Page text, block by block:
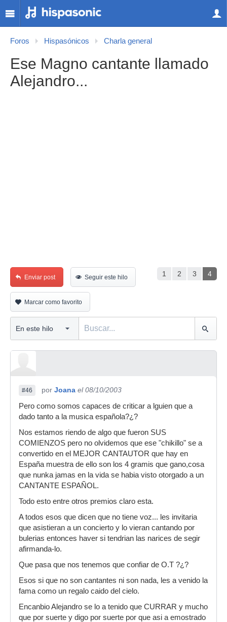
Foros Hispasónicos Charla general
Ese Magno cantante llamado
Alejandro...
1 2 3 4
Enviar post Seguir este hilo
Marcar como favorito
#46 por Joana el 08/10/2003
Pero como somos capaces de criticar a lguien que a
dado tanto a la musica española?¿?
Nos estamos riendo de algo que fueron SUS
COMIENZOS pero no olvidemos que ese "chikillo" se a
convertido en el MEJOR CANTAUTOR que hay en
España muestra de ello son los 4 gramis que gano,cosa
que nunka jamas en la vida se habia visto otorgado a un
CANTANTE ESPAÑOL.
Todo esto entre otros premios claro esta.
A todos esos que dicen que no tiene voz... les invitaria
que asistieran a un concierto y lo vieran cantando por
bulerias entonces haver si tendrian las narices de segir
afirmanda-lo.
Que pasa que nos tenemos que confiar de O.T ?¿?
Esos si que no son cantantes ni son nada, les a venido la
fama como un regalo caido del cielo.
Encanbio Alejandro se lo a tenido que CURRAR y mucho
que por suerte y digo por suerte por que asi a emostrado